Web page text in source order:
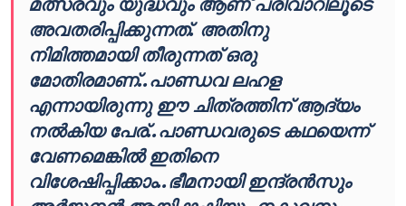
അവതരിപ്പിക്കുന്നത്. അതിനു
നിമിത്തമായി തീരുന്നത് ഒരു
മോതിരമാണ്..പാണ്ഡവ ലഹള
എന്നായിരുന്നു ഈ ചിത്രത്തിന് ആദ്യം
നൽകിയ പേര്..പാണ്ഡവരുടെ കഥയെന്ന്
വേണമെങ്കിൽ ഇതിനെ
വിശേഷിപ്പിക്കാം..ഭീമനായി ഇന്ദ്രൻസും